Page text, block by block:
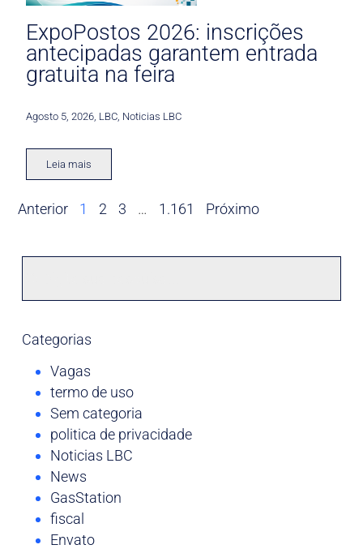
ExpoPostos 2026: inscrições
antecipadas garantem entrada
gratuita na feira
Agosto 5, 2026 LBC Noticias LBC
Leia mais
Anterior 1 2 3 … 1.161 Próximo
Categorias
Vagas
termo de uso
Sem categoria
politica de privacidade
Noticias LBC
News
GasStation
fiscal
Envato